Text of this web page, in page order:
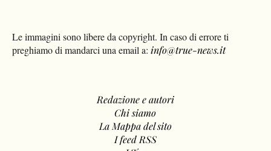
Le immagini sono libere da copyright. In caso di errore ti
preghiamo di mandarci una email a: info@true-news.it
Redazione e autori
Chi siamo
La Mappa del sito
I feed RSS